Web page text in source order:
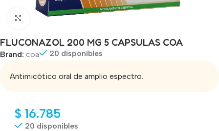
Click to enlarge
FLUCONAZOL 200 MG 5 CAPSULAS COA
Brand: coa 20 disponibles
Antimicótico oral de amplio espectro.
$ 16.785
20 disponibles